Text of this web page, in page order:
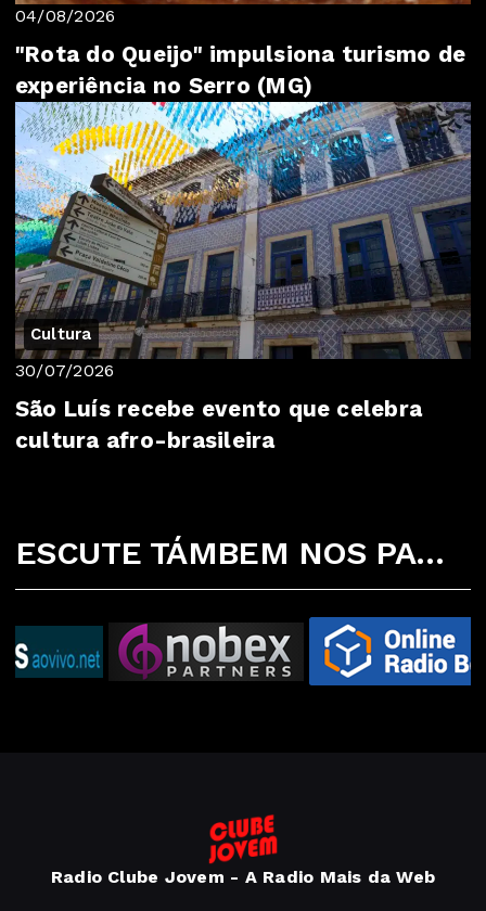
04/08/2026
"Rota do Queijo" impulsiona turismo de
experiência no Serro (MG)
Cultura
30/07/2026
São Luís recebe evento que celebra
cultura afro-brasileira
ESCUTE TÁMBEM NOS PARCEIROS ABAIXO
Radio Clube Jovem - A Radio Mais da Web